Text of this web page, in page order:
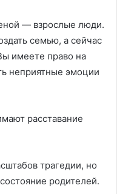
— взрослые люди.
семью, а сейчас
имеете право на
неприятные эмоции
расставание
трагедии, но
родителей.